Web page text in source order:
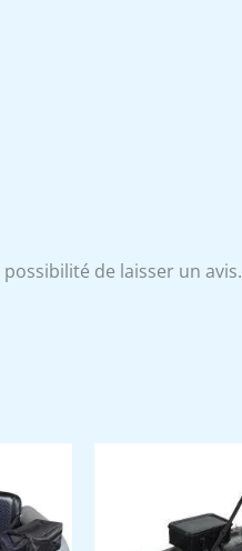
de laisser un avis.